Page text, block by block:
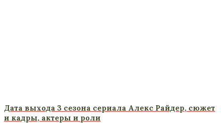
Дата выхода 3 сезона сериала Алекс Райдер, сюжет
и кадры, актеры и роли